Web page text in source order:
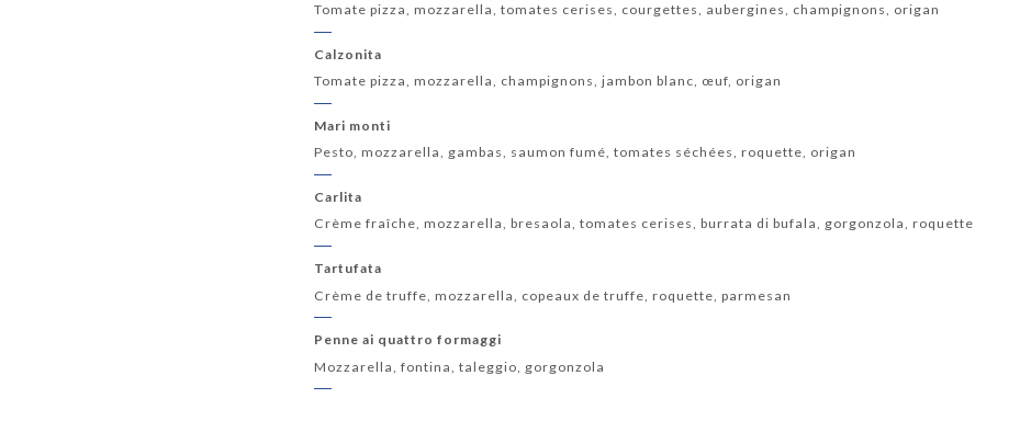
Tomate pizza, mozzarella, tomates cerises, courgettes, aubergines, champignons, origan
Calzonita
Tomate pizza, mozzarella, champignons, jambon blanc, œuf, origan
Mari monti
Pesto, mozzarella, gambas, saumon fumé, tomates séchées, roquette, origan
Carlita
Crème fraîche, mozzarella, bresaola, tomates cerises, burrata di bufala, gorgonzola, roquette
Tartufata
Crème de truffe, mozzarella, copeaux de truffe, roquette, parmesan
Penne ai quattro formaggi
Mozzarella, fontina, taleggio, gorgonzola